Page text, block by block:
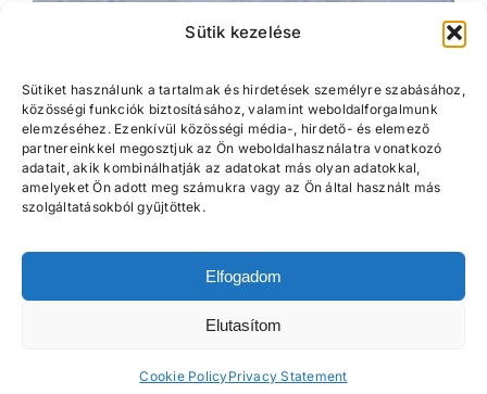
Sütik kezelése
Sütiket használunk a tartalmak és hirdetések személyre szabásához,
közösségi funkciók biztosításához, valamint weboldalforgalmunk
elemzéséhez. Ezenkívül közösségi média-, hirdető- és elemező
partnereinkkel megosztjuk az Ön weboldalhasználatra vonatkozó
adatait, akik kombinálhatják az adatokat más olyan adatokkal,
amelyeket Ön adott meg számukra vagy az Ön által használt más
szolgáltatásokból gyűjtöttek.
Elfogadom
Elutasítom
Cookie PolicyPrivacy Statement
Téli karbantartás
+36 30 722 6410|garazskapuservice@gmail.com